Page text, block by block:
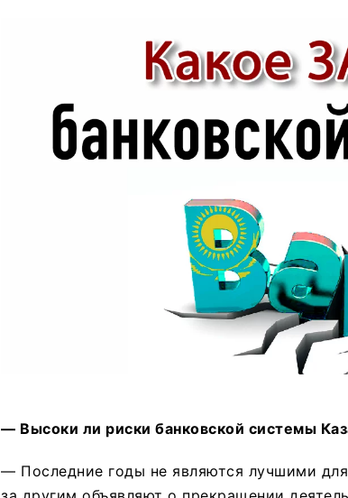
— Высоки ли риски банковской системы
— Последние годы не являются лучшими